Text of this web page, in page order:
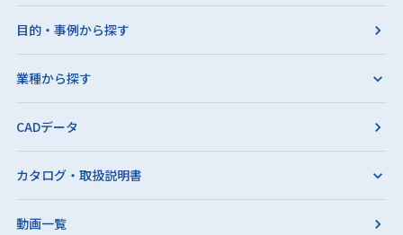
目的・事例から探す
業種から探す
CADデータ
カタログ・取扱説明書
動画一覧